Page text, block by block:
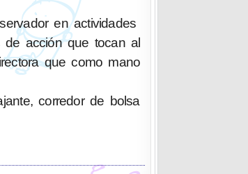
en actividades
de acción que tocan al
que como mano
corredor de bolsa